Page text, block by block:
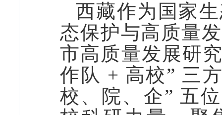
西藏作为国家
态保护与高质量
市高质量发展研
作队 + 高校” 三
校、院、企” 五